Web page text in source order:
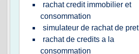
rachat credit immobilier et
consommation
simulateur de rachat de pret
rachat de credits a la
consommation